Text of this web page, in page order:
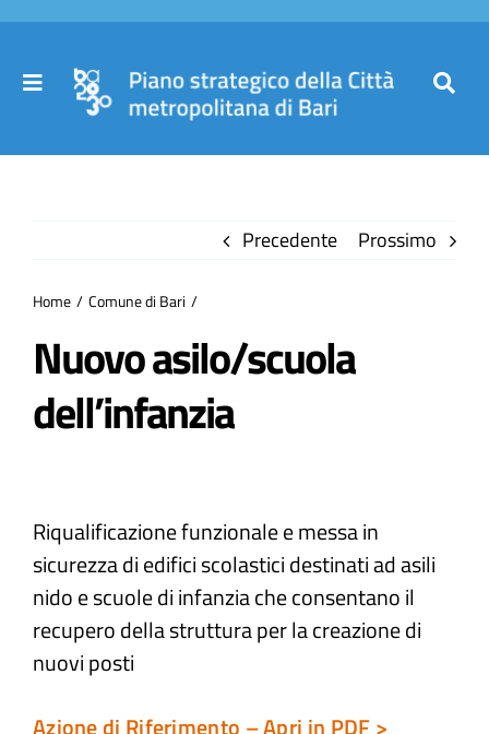
Salta
contenuto
Toggle
Partecipa
Atti e Docunenti
Precedente Prossimo
Home Comune di Bari
Nuovo asilo/scuola
dell’infanzia
Riqualificazione funzionale e messa in
sicurezza di edifici scolastici destinati ad asili
nido e scuole di infanzia che consentano il
recupero della struttura per la creazione di
nuovi posti